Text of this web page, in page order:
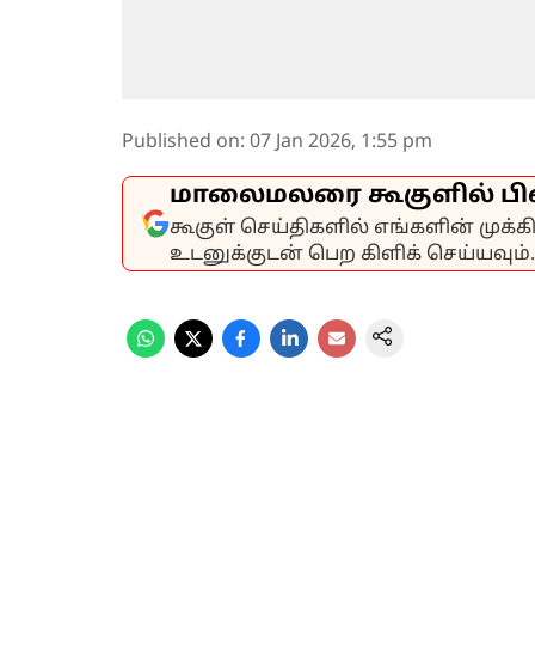
Published on: 07 Jan 2026, 1:55 pm
மாலைமலரை கூகுளில்
கூகுள் செய்திகளில் எங்களின்
உடனுக்குடன் பெற கிளிக் செய்யவும்.